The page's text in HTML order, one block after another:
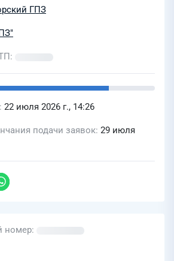
ГПЗ
22 июля 2026 г., 14:26
подачи заявок 29 июля
номер